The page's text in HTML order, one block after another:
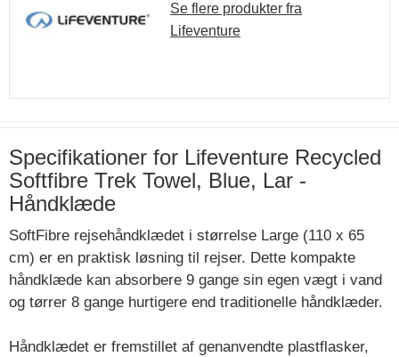
Se flere produkter fra
Lifeventure
Specifikationer for Lifeventure Recycled
Softfibre Trek Towel, Blue, Lar -
Håndklæde
SoftFibre rejsehåndklædet i størrelse Large (110 x 65
cm) er en praktisk løsning til rejser. Dette kompakte
håndklæde kan absorbere 9 gange sin egen vægt i vand
og tørrer 8 gange hurtigere end traditionelle håndklæder.
Håndklædet er fremstillet af genanvendte plastflasker,